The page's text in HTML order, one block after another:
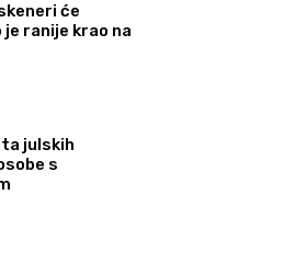
će
ranije krao na
julskih
s